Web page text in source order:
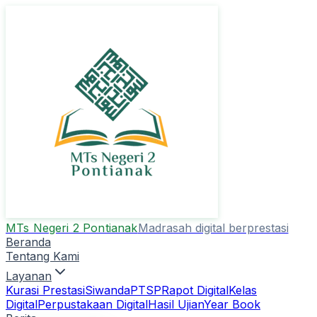
MTs Negeri 2 PontianakMadrasah digital berprestasi
Beranda
Tentang Kami
Layanan
Kurasi PrestasiSiwandaPTSPRapot DigitalKelas
DigitalPerpustakaan DigitalHasil UjianYear Book